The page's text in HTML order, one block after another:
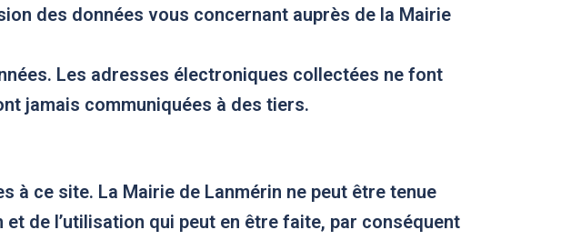
des données vous concernant auprès de la Mairie
Les adresses électroniques collectées ne font
jamais communiquées à des tiers.
à ce site. La Mairie de Lanmérin ne peut être tenue
de l’utilisation qui peut en être faite, par conséquent